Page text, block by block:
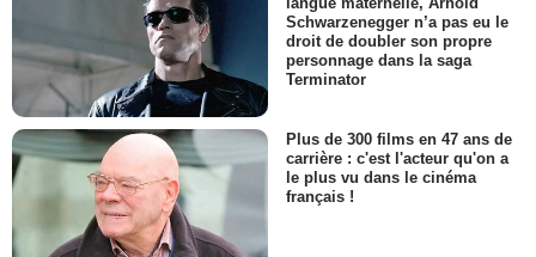
Schwarzenegger n’a pas eu le
droit de doubler son propre
personnage dans la saga
Terminator
Plus de 300 films en 47 ans de
carrière : c'est l'acteur qu'on a
le plus vu dans le cinéma
français !